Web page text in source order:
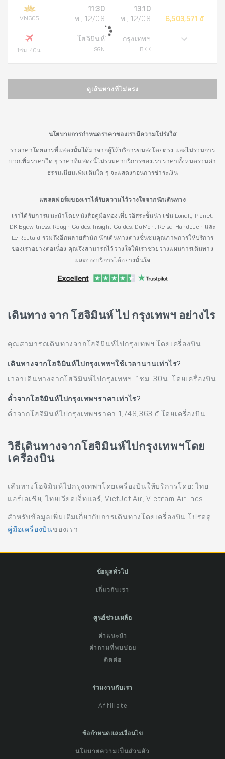
VN605
1ชม. 40น.
11:30
พ., 12/08
โฮจิมินห์
SGN
13:10
พ., 12/08
กรุงเทพฯ
BKK
6,503,571 đ
ดูเส้นทางที่ไม่ตรง
นโยบายการกำหนดราคาของเรามีความโปร่งใส
ราคาค่าโดยสารที่แสดงนั้นได้มาจากผู้ให้บริการขนส่งโดยตรง และไม่รวมการ
บวกเพิ่มราคาใด ๆ ราคาที่แสดงนี้ไม่รวมค่าบริการของเรา ราคาทั้งหมดรวมค่า
ธรรมเนียมเพิ่มเติมใด ๆ จะแสดงก่อนการชำระเงิน
แพลตฟอร์มของเราได้รับความไว้วางใจจากนักเดินทาง
เราได้รับการแนะนำโดยหนังสือคู่มือท่องเที่ยวอิสระชั้นนำ เช่น Lonely Planet,
DK Eyewitness, Rough Guides, Insight Guides, DuMont Reise-Handbuch และ
Le Routard รวมถึงอีกหลายสำนัก นักเดินทางต่างชื่นชมคุณภาพการให้บริการ
ของเราอย่างต่อเนื่อง คุณจึงสามารถไว้วางใจให้เราช่วยวางแผนการเดินทาง
และจองบริการได้อย่างมั่นใจ
เดินทาง จาก โฮจิมินห์ ไป กรุงเทพฯ อย่างไร
คุณสามารถเดินทางจากโฮจิมินห์ไปกรุงเทพฯ โดยเครื่องบิน
เดินทางจากโฮจิมินห์ไปกรุงเทพฯใช้เวลานานเท่าไร?
เวลาเดินทางจากโฮจิมินห์ไปกรุงเทพฯ: 1ชม. 30น. โดยเครื่องบิน
ตั๋วจากโฮจิมินห์ไปกรุงเทพฯราคาเท่าไร?
ตั๋วจากโฮจิมินห์ไปกรุงเทพฯราคา 1,748,363 đ โดยเครื่องบิน
วิธีเดินทางจากโฮจิมินห์ไปกรุงเทพฯโดย
เครื่องบิน
เส้นทางโฮจิมินห์ไปกรุงเทพฯโดยเครื่องบินให้บริการโดย: ไทย
แอร์เอเชีย, ไทยเวียดเจ็ทแอร์, VietJet Air, Vietnam Airlines
สำหรับข้อมูลเพิ่มเติมเกี่ยวกับการเดินทางโดยเครื่องบิน โปรดดู
คู่มือเครื่องบินของเรา
ข้อมูลทั่วไป
เกี่ยวกับเรา
ศูนย์ช่วยเหลือ
คำแนะนำ
คำถามที่พบบ่อย
ติดต่อ
ร่วมงานกับเรา
Affiliate
ข้อกำหนดและเงื่อนไข
นโยบายความเป็นส่วนตัว